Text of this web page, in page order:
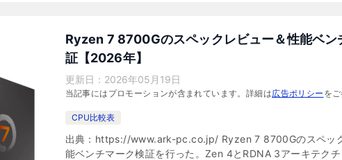
Ryzen 7 8700Gのスペックレビュー＆性能ベン
証【2026年】
更新日： 2026年05月19日
当記事にはプロモーションが含まれています。詳細は広告ポリシー を
CPU比較表
出典：https://www.ark-pc.co.jp/ Ryzen 7 8700Gのスペッ
能ベンチマーク検証を行った。Zen 4とRDNA 3アーキテクチ